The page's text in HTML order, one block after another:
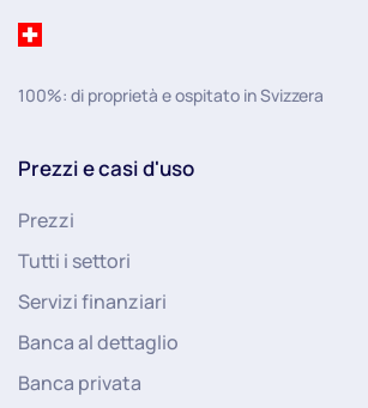
100%: di proprietà e ospitato in Svizzera
Prezzi e casi d'uso
Prezzi
Tutti i settori
Servizi finanziari
Banca al dettaglio
Banca privata